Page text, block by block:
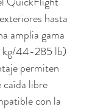
hasta
amplia gama
kg/44-285 lb)
permiten
caída libre
con la